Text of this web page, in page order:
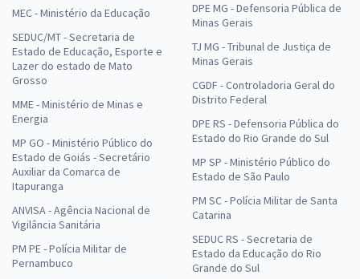
MEC - Ministério da Educação
SEDUC/MT - Secretaria de
Estado de Educação, Esporte e
Lazer do estado de Mato
Grosso
MME - Ministério de Minas e
Energia
MP GO - Ministério Público do
Estado de Goiás - Secretário
Auxiliar da Comarca de
Itapuranga
ANVISA - Agência Nacional de
Vigilância Sanitária
PM PE - Polícia Militar de
Pernambuco
DPE MG - Defensoria Pública de
Minas Gerais
TJ MG - Tribunal de Justiça de
Minas Gerais
CGDF - Controladoria Geral do
Distrito Federal
DPE RS - Defensoria Pública do
Estado do Rio Grande do Sul
MP SP - Ministério Público do
Estado de São Paulo
PM SC - Polícia Militar de Santa
Catarina
SEDUC RS - Secretaria de
Estado da Educação do Rio
Grande do Sul